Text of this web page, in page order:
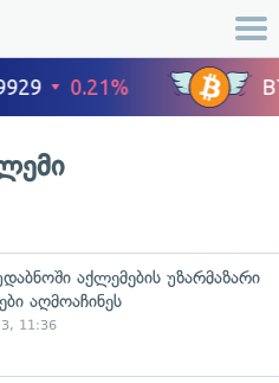
აქლემების უზარმაზარი
აღმოაჩინეს
11:36